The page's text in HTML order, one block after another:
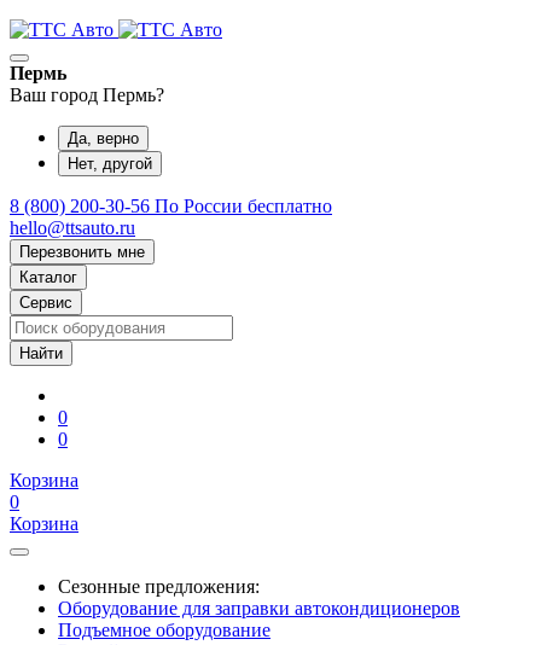
Пермь
Ваш город Пермь?
Да, верно
Нет, другой
8 (800) 200-30-56 По России бесплатно
hello@ttsauto.ru
Перезвонить мне
Каталог
Сервис
0
0
Корзина
0
Корзина
Сезонные предложения:
Оборудование для заправки автокондиционеров
Подъемное оборудование